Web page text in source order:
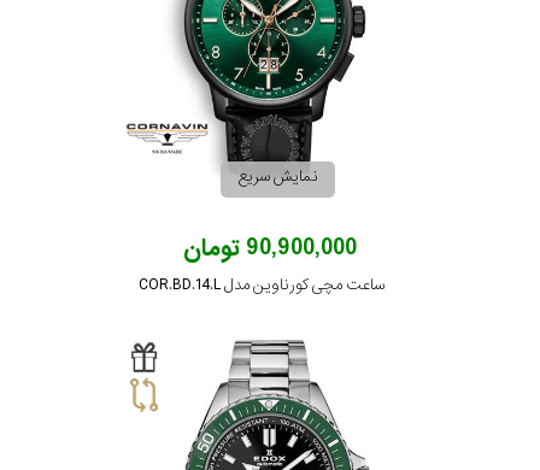
نمایش سریع
90,900,000 تومان
ساعت مچی کورناوین مدل COR.BD.14.L